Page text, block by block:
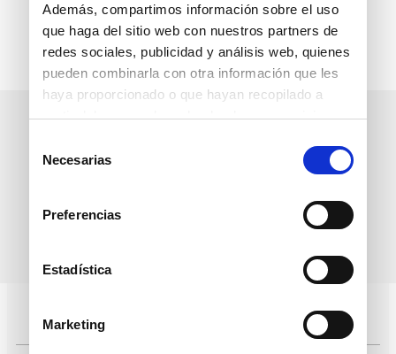
Además, compartimos información sobre el uso
que haga del sitio web con nuestros partners de
redes sociales, publicidad y análisis web, quienes
pueden combinarla con otra información que les
haya proporcionado o que hayan recopilado a
partir del uso que haya hecho de sus servicios.
deNecesarias
Preferencias
Estadística
Marketing
datos personales
Pagos 100% seguros, página certificada